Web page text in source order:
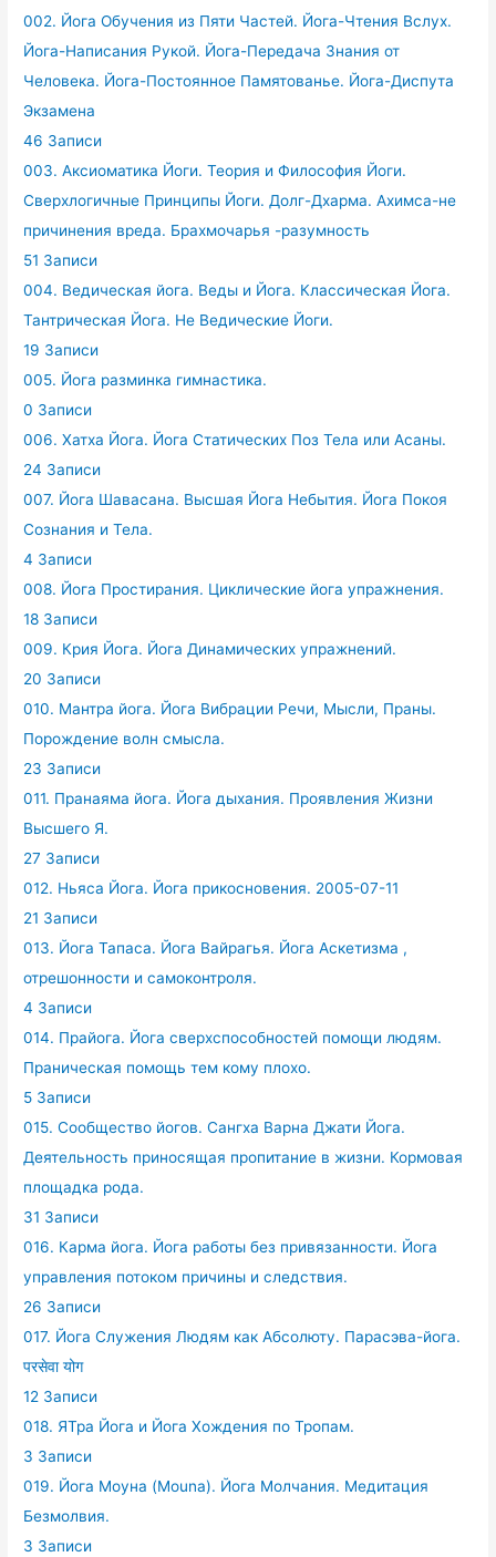
002. Йога Обучения из Пяти Частей. Йога-Чтения Вслух.
Йога-Написания Рукой. Йога-Передача Знания от
Человека. Йога-Постоянное Памятованье. Йога-Диспута
Экзамена
46 Записи
003. Аксиоматика Йоги. Теория и Философия Йоги.
Сверхлогичные Принципы Йоги. Долг-Дхарма. Ахимса-не
причинения вреда. Брахмочарья -разумность
51 Записи
004. Ведическая йога. Веды и Йога. Классическая Йога.
Тантрическая Йога. Не Ведические Йоги.
19 Записи
005. Йога разминка гимнастика.
0 Записи
006. Хатха Йога. Йога Статических Поз Тела или Асаны.
24 Записи
007. Йога Шавасана. Высшая Йога Небытия. Йога Покоя
Сознания и Тела.
4 Записи
008. Йога Простирания. Циклические йога упражнения.
18 Записи
009. Крия Йога. Йога Динамических упражнений.
20 Записи
010. Мантра йога. Йога Вибрации Речи, Мысли, Праны.
Порождение волн смысла.
23 Записи
011. Пранаяма йога. Йога дыхания. Проявления Жизни
Высшего Я.
27 Записи
012. Ньяса Йога. Йога прикосновения. 2005-07-11
21 Записи
013. Йога Тапаса. Йога Вайрагья. Йога Аскетизма ,
отрешонности и самоконтроля.
4 Записи
014. Прайога. Йога сверхспособностей помощи людям.
Праническая помощь тем кому плохо.
5 Записи
015. Сообщество йогов. Сангха Варна Джати Йога.
Деятельность приносящая пропитание в жизни. Кормовая
площадка рода.
31 Записи
016. Карма йога. Йога работы без привязанности. Йога
управления потоком причины и следствия.
26 Записи
017. Йога Служения Людям как Абсолюту. Парасэва-йога.
परसेवा योग
12 Записи
018. ЯТра Йога и Йога Хождения по Тропам.
3 Записи
019. Йога Моуна (Mouna). Йога Молчания. Медитация
Безмолвия.
3 Записи